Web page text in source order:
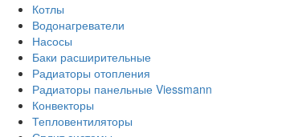
Котлы
Водонагреватели
Насосы
Баки расширительные
Радиаторы отопления
Радиаторы панельные Viessmann
Конвекторы
Тепловентиляторы